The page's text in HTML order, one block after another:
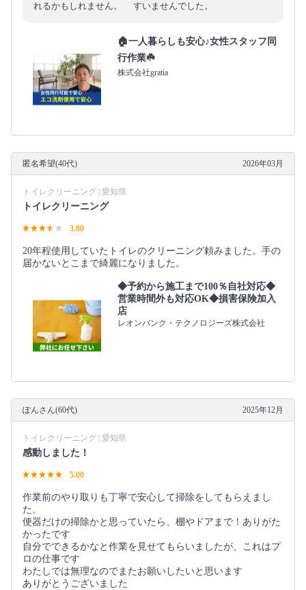
れるかもしれません。 すいませんでした。
🏠一人暮らしも安心♪女性スタッフ同
行作業☘️
株式会社gratia
匿名希望(40代) 2026年03月
トイレクリーニング | 愛知県
トイレクリーニング
3.80
20年程使用していたトイレのクリーニング頼みました。手の
届かないとこまで綺麗になりました。
◆予約から施工まで100％自社対応◆
営業時間外も対応OK◆損害保険加入
店
レオンバンク・テクノロジーズ株式会社
ぽんさん(60代) 2025年12月
トイレクリーニング | 愛知県
感動しました！
5.00
作業前のやり取りも丁寧で安心して掃除をしてもらえまし
た。
便器だけの掃除かと思っていたら、棚やドアまで！ありがた
かったです
自分でできるかなと作業を見せてもらいましたが、これはプ
ロの仕事です
わたしでは無理なのでまたお願いしたいと思います
ありがとうございました